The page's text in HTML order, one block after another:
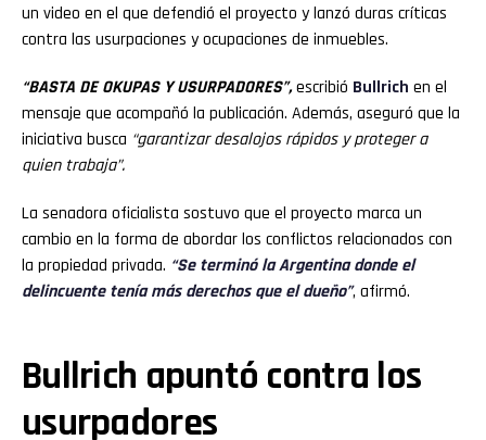
un video en el que defendió el proyecto y lanzó duras críticas
contra las usurpaciones y ocupaciones de inmuebles.
“BASTA DE OKUPAS Y USURPADORES”,escribió Bullrich en el
mensaje que acompañó la publicación. Además, aseguró que la
iniciativa busca “garantizar desalojos rápidos y proteger a
quien trabaja”.
La senadora oficialista sostuvo que el proyecto marca un
cambio en la forma de abordar los conflictos relacionados con
la propiedad privada. “Se terminó la Argentina donde el
delincuente tenía más derechos que el dueño”, afirmó.
Bullrich apuntó contra los
usurpadores